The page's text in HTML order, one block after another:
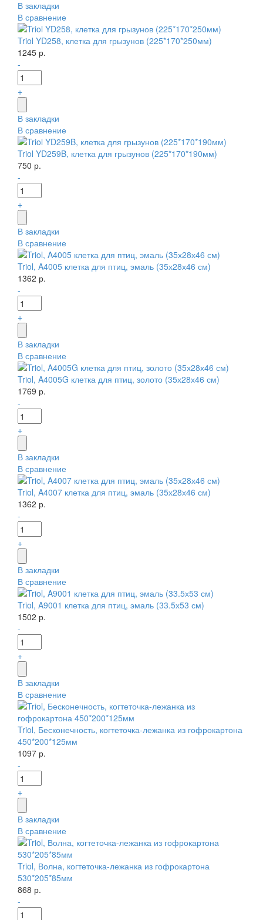
В закладки
В сравнение
Triol YD258, клетка для грызунов (225*170*250мм)
1245 р.
-
+
В закладки
В сравнение
Triol YD259B, клетка для грызунов (225*170*190мм)
750 р.
-
+
В закладки
В сравнение
Triol, A4005 клетка для птиц, эмаль (35х28х46 см)
1362 р.
-
+
В закладки
В сравнение
Triol, A4005G клетка для птиц, золото (35х28х46 см)
1769 р.
-
+
В закладки
В сравнение
Triol, A4007 клетка для птиц, эмаль (35х28х46 см)
1362 р.
-
+
В закладки
В сравнение
Triol, A9001 клетка для птиц, эмаль (33.5х53 см)
1502 р.
-
+
В закладки
В сравнение
Triol, Бесконечность, когтеточка-лежанка из гофрокартона
450*200*125мм
1097 р.
-
+
В закладки
В сравнение
Triol, Волна, когтеточка-лежанка из гофрокартона
530*205*85мм
868 р.
-